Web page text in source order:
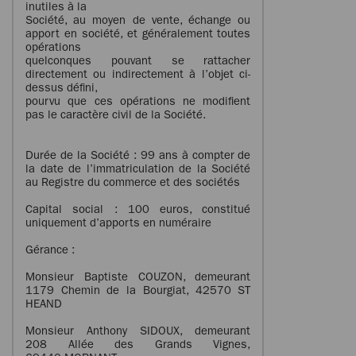
inutiles à la
Société, au moyen de vente, échange ou
apport en société, et généralement toutes
opérations
quelconques pouvant se rattacher
directement ou indirectement à l’objet ci-
dessus défini,
pourvu que ces opérations ne modifient
pas le caractère civil de la Société.
Durée de la Société : 99 ans à compter de
la date de l’immatriculation de la Société
au Registre du commerce et des sociétés
Capital social : 100 euros, constitué
uniquement d’apports en numéraire
Gérance :
Monsieur Baptiste COUZON, demeurant
1179 Chemin de la Bourgiat, 42570 ST
HEAND
Monsieur Anthony SIDOUX, demeurant
208 Allée des Grands Vignes,